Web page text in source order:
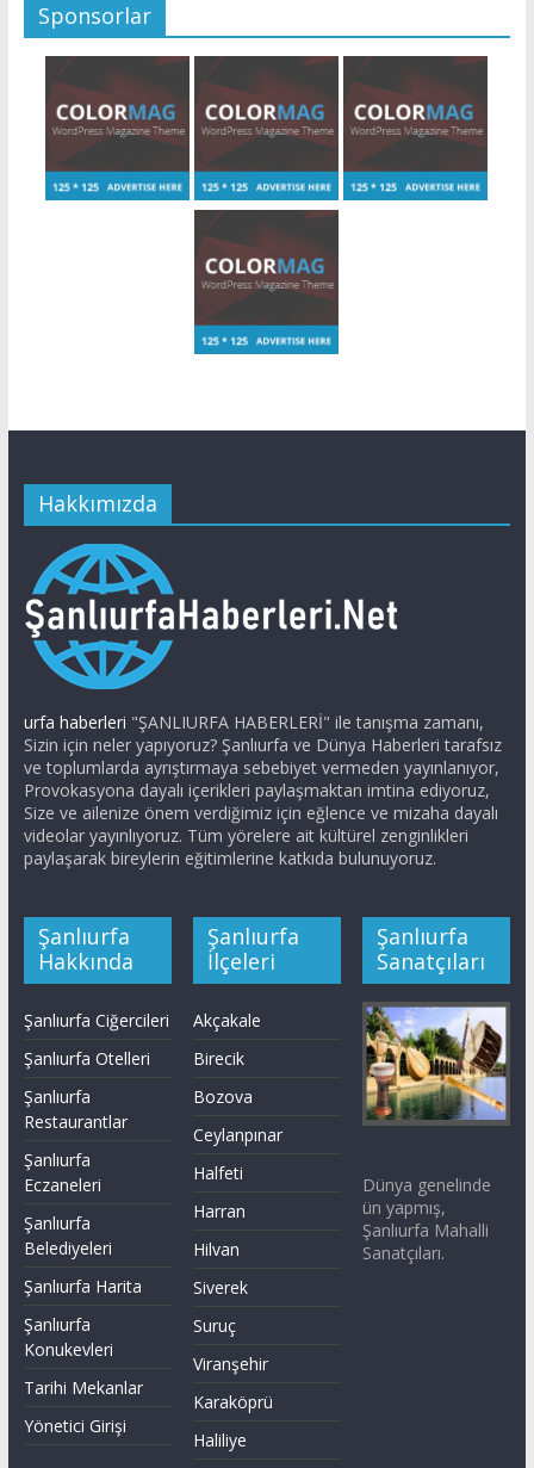
Sponsorlar
Hakkımızda
urfa haberleri "ŞANLIURFA HABERLERİ" ile tanışma zamanı,
Sizin için neler yapıyoruz? Şanlıurfa ve Dünya Haberleri tarafsız
ve toplumlarda ayrıştırmaya sebebiyet vermeden yayınlanıyor,
Provokasyona dayalı içerikleri paylaşmaktan imtina ediyoruz,
Size ve ailenize önem verdiğimiz için eğlence ve mizaha dayalı
videolar yayınlıyoruz. Tüm yörelere ait kültürel zenginlikleri
paylaşarak bireylerin eğitimlerine katkıda bulunuyoruz.
Şanlıurfa
Hakkında
Şanlıurfa Ciğercileri
Şanlıurfa Otelleri
Şanlıurfa
Restaurantlar
Şanlıurfa
Eczaneleri
Şanlıurfa
Belediyeleri
Şanlıurfa Harita
Şanlıurfa
Konukevleri
Tarihi Mekanlar
Yönetici Girişi
Şanlıurfa
İlçeleri
Akçakale
Birecik
Bozova
Ceylanpınar
Halfeti
Harran
Hilvan
Siverek
Suruç
Viranşehir
Karaköprü
Haliliye
Şanlıurfa
Sanatçıları
Dünya genelinde
ün yapmış,
Şanlıurfa Mahalli
Sanatçıları.